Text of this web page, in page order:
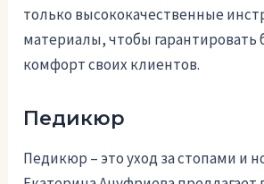
только высококачественные
материалы, чтобы гарантировать
комфорт своих клиентов.
Педикюр
Педикюр – это уход за стопами и